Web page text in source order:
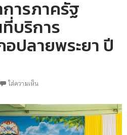
ารภาครัฐ
บริการ
อปลายพระยา ปี
ใส่ความเห็น